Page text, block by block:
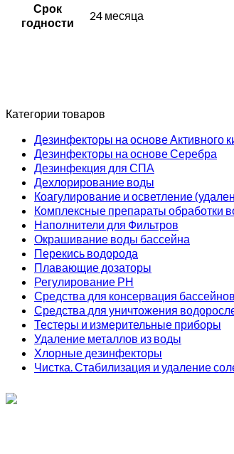
Срок
годности
24 месяца
Категории товаров
Дезинфекторы на основе Активного
Дезинфекторы на основе Серебра
Дезинфекция для СПА
Дехлорирование воды
Коагулирование и осветление
Комплексные препараты обработки
Наполнители для Фильтров
Окрашивание воды бассейна
Перекись водорода
Плавающие дозаторы
Регулирование РН
Средства для консервация бассейнов
Средства для уничтожения
Тестеры и измерительные приборы
Удаление металлов из воды
Хлорные дезинфекторы
Чистка. Стабилизация и удаление